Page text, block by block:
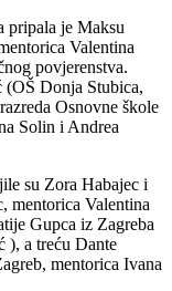
pripala je Maksu
Valentina
povjerenstva.
Donja Stubica,
Osnovne škole
Solin i Andrea
su Zora Habajec i
mentorica Valentina
Gupca iz Zagreba
), a treću Dante
mentorica Ivana